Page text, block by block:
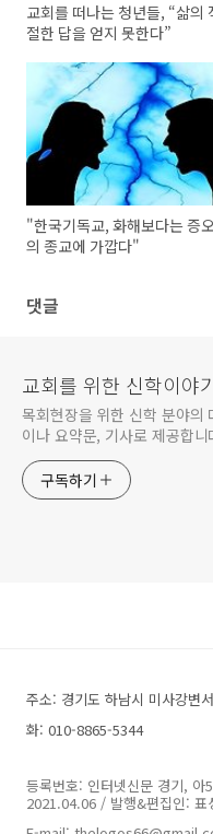
교회를 떠나는 청년들, “삶의
절한 답을 얻지 못한다”
"한국기독교, 화해보다는 증
의 종교에 가깝다"
댓글
교회를 위한 신학이야
목회현장을 위한 신학 분야의
이나 요약문, 기사로 제공합니
구독하기
주소: 경기도 하남시 미사강변
화: 010-8865-5344
등록번호: 인터넷신문 경기,
2021.04.06 / 발행&편집인: 표